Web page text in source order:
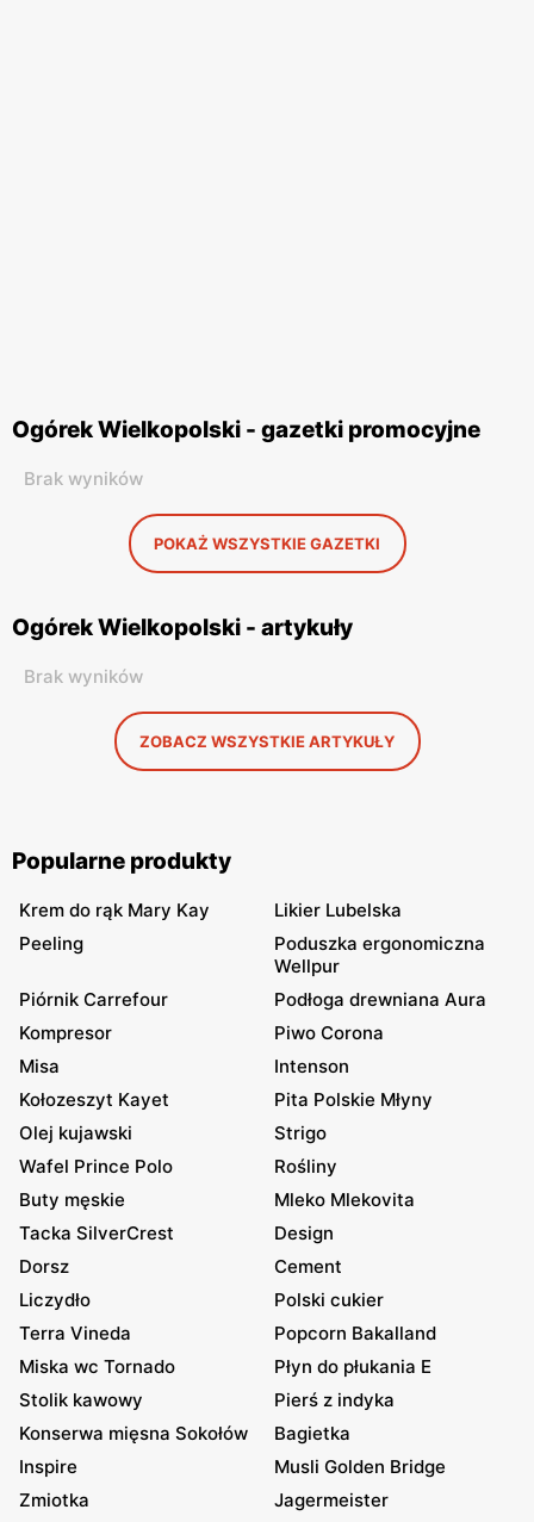
Ogórek Wielkopolski - gazetki promocyjne
Brak wyników
POKAŻ WSZYSTKIE GAZETKI
Ogórek Wielkopolski - artykuły
Brak wyników
ZOBACZ WSZYSTKIE ARTYKUŁY
Popularne produkty
Krem do rąk Mary Kay
Likier Lubelska
Peeling
Poduszka ergonomiczna
Wellpur
Piórnik Carrefour
Podłoga drewniana Aura
Kompresor
Piwo Corona
Misa
Intenson
Kołozeszyt Kayet
Pita Polskie Młyny
Olej kujawski
Strigo
Wafel Prince Polo
Rośliny
Buty męskie
Mleko Mlekovita
Tacka SilverCrest
Design
Dorsz
Cement
Liczydło
Polski cukier
Terra Vineda
Popcorn Bakalland
Miska wc Tornado
Płyn do płukania E
Stolik kawowy
Pierś z indyka
Konserwa mięsna Sokołów
Bagietka
Inspire
Musli Golden Bridge
Zmiotka
Jagermeister